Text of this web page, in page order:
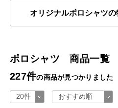
オリジナルポロシャツ
ポロシャツ 商品一覧
227件の商品が見つかりました